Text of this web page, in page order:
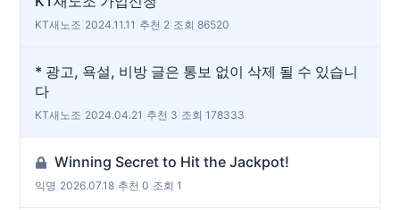
KT새노조 2024.11.11 추천 2 조회 86520
* 광고, 욕설, 비방 글은 통보 없이 삭제 될 수 있습니
다
KT새노조 2024.04.21 추천 3 조회 178333
Winning Secret to Hit the Jackpot!
익명 2026.07.18 추천 0 조회 1